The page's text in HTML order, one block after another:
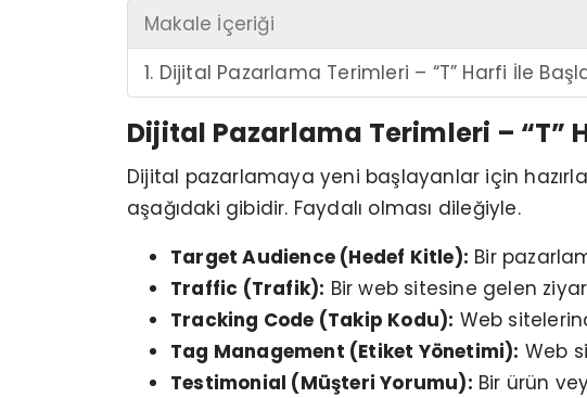
Makale İçeriği
1. Dijital Pazarlama Terimleri – “T” Harfi İle
Dijital Pazarlama Terimleri – “T”
Dijital pazarlamaya yeni başlayanlar için
aşağıdaki gibidir. Faydalı olması dileğiyle.
Target Audience (Hedef Kitle): Bir
Traffic (Trafik): Bir web sitesine gelen
Tracking Code (Takip Kodu): Web
Tag Management (Etiket Yönetimi): Web
Testimonial (Müşteri Yorumu): Bir ürün